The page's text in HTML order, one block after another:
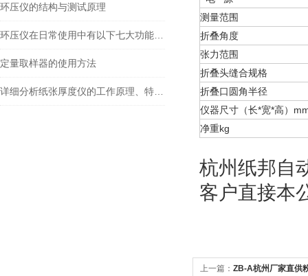
环压仪的结构与测试原理
定量取样器的使用方法
测量范围
折叠角度
张力范围
折叠头缝合规格
折叠口圆角半径
仪器尺寸（长*宽*高）
净重kg
杭州纸邦自
客户直接本
上一篇： ZB-A杭州厂家直供